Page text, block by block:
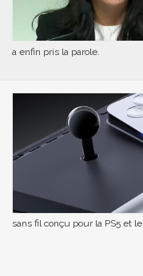
a enfin pris la parole.
sans fil conçu pour la PS5 et le